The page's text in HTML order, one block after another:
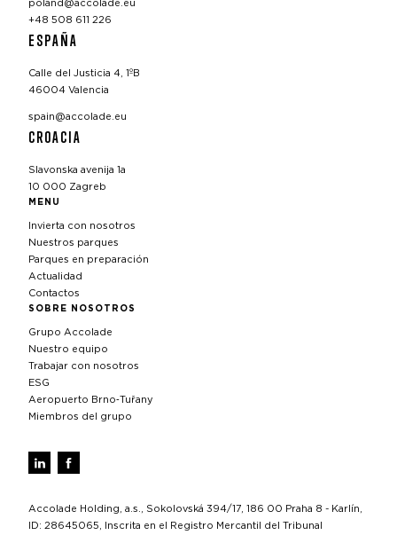
poland@accolade.eu
+48 508 611 226
ESPAÑA
Calle del Justicia 4, 1ºB
46004 Valencia
spain@accolade.eu
CROACIA
Slavonska avenija 1a
10 000 Zagreb
MENU
Invierta con nosotros
Nuestros parques
Parques en preparación
Actualidad
Contactos
SOBRE NOSOTROS
Grupo Accolade
Nuestro equipo
Trabajar con nosotros
ESG
Aeropuerto Brno‑Tuřany
Miembros del grupo
Accolade Holding, a.s., Sokolovská 394/17, 186 00 Praha 8 - Karlín,
ID: 28645065, Inscrita en el Registro Mercantil del Tribunal